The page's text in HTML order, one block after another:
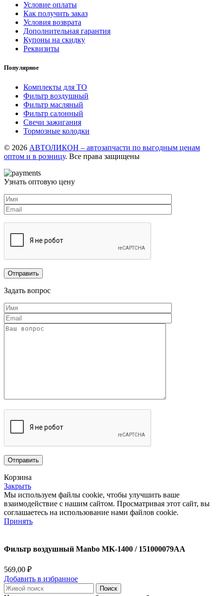
Условие оплаты
Как получить заказ
Условия возврата
Дополнительная гарантия
Купоны на скидку
Реквизиты
Популярное
Комплекты для ТО
Фильтр воздушный
Фильтр масляный
Фильтр салонный
Свечи зажигания
Тормозные колодки
© 2026 АВТОЛИКОН – автозапчасти по выгодным ценам
оптом и в розницу. Все права защищены
Узнать оптовую цену
Задать вопрос
Корзина
Закрыть
Мы используем файлы cookie, чтобы улучшить ваше
взаимодействие с нашим сайтом. Просматривая этот сайт, вы
соглашаетесь на использование нами файлов cookie.
Принять
Фильтр воздушный Manbo MK-1400 / 151000079AA
569,00 ₽
Добавить в избранное
Поиск